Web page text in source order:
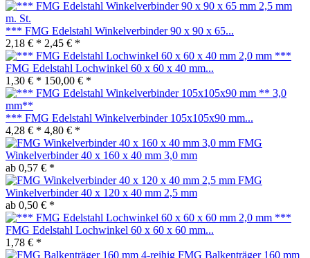
*** FMG Edelstahl Winkelverbinder 90 x 90 x 65...
2,18 € * 2,45 € *
***
FMG Edelstahl Lochwinkel 60 x 60 x 40 mm...
1,30 € * 150,00 € *
*** FMG Edelstahl Winkelverbinder 105x105x90 mm...
4,28 € * 4,80 € *
FMG
Winkelverbinder 40 x 160 x 40 mm 3,0 mm
ab 0,57 € *
FMG
Winkelverbinder 40 x 120 x 40 mm 2,5 mm
ab 0,50 € *
***
FMG Edelstahl Lochwinkel 60 x 60 x 60 mm...
1,78 € *
FMG Balkenträger 160 mm